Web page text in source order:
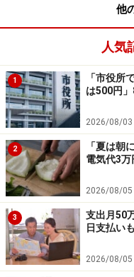
族の存在に触れました
また「途中で引きだ
語り、「途中で相場
気持ちを思いだしま
を教えてくれました。
これから積立投資を
慢です。老後と同じで
「世界の経済は成長
気持ちにならないこと
車会社などは、約8割
口は1年で80万人ほど
他
人気
1
「市役所
は500円
2026/08/03
2
「夏は朝
電気代3
2026/08/05
3
支出月50
日支払い
2026/08/05